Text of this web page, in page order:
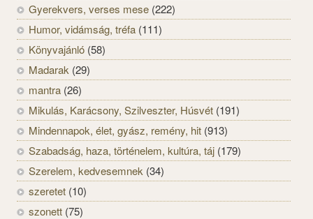
Gyerekvers, verses mese (222)
Humor, vidámság, tréfa (111)
Könyvajánló (58)
Madarak (29)
mantra (26)
Mikulás, Karácsony, Szilveszter, Húsvét (191)
Mindennapok, élet, gyász, remény, hit (913)
Szabadság, haza, történelem, kultúra, táj (179)
Szerelem, kedvesemnek (34)
szeretet (10)
szonett (75)